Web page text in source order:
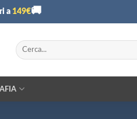
a 149€🚚
Cerca: